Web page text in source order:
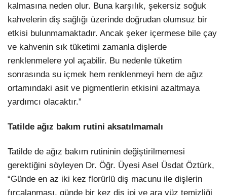
kalmasına neden olur. Buna karşılık, şekersiz soğuk
kahvelerin diş sağlığı üzerinde doğrudan olumsuz bir
etkisi bulunmamaktadır. Ancak şeker içermese bile çay
ve kahvenin sık tüketimi zamanla dişlerde
renklenmelere yol açabilir. Bu nedenle tüketim
sonrasında su içmek hem renklenmeyi hem de ağız
ortamındaki asit ve pigmentlerin etkisini azaltmaya
yardımcı olacaktır.”
Tatilde ağız bakım rutini aksatılmamalı
Tatilde de ağız bakım rutininin değiştirilmemesi
gerektiğini söyleyen Dr. Öğr. Üyesi Asel Üsdat Öztürk,
“Günde en az iki kez florürlü diş macunu ile dişlerin
fırçalanması, günde bir kez diş ipi ve ara yüz temizliği